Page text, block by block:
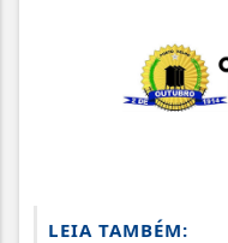
LEIA TAMBÉM: